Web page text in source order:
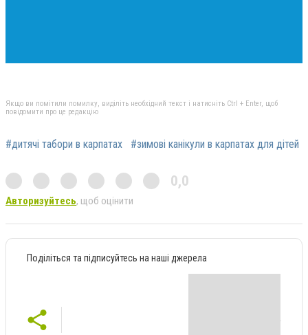
Якщо ви помітили помилку, виділіть необхідний текст і натисніть Ctrl + Enter, щоб
повідомити про це редакцію
#дитячі табори в карпатах #зимові канікули в карпатах для дітей
0,0
Авторизуйтесь, щоб оцінити
Поділіться та підписуйтесь на наші джерела